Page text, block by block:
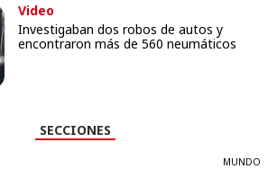
Video
Investigaban dos robos de autos y
encontraron más de 560 neumáticos
SECCIONES
MUNDO